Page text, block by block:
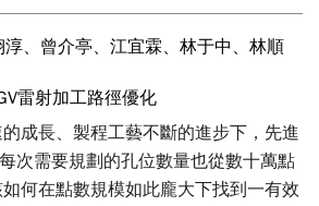
、曾介亭、江宜霖、林于中、林順
雷射加工路徑優化
成長、製程工藝不斷的進步下，先進
次需要規劃的孔位數量也從數十萬點
何在點數規模如此龐大下找到一有效